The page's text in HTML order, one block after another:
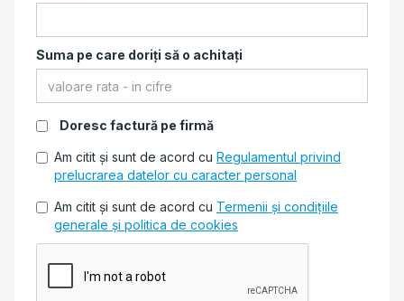
Suma pe care doriți să o achitați
Doresc factură pe firmă
Am citit și sunt de acord cu Regulamentul privind
prelucrarea datelor cu caracter personal
Am citit și sunt de acord cu Termenii și condițiile
generale și politica de cookies